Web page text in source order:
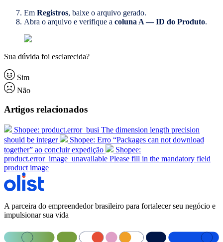
Em Registros, baixe o arquivo gerado.
Abra o arquivo e verifique a coluna A — ID do Produto.
Sua dúvida foi esclarecida?
Sim
Não
Artigos relacionados
Shopee: product.error_busi The dimension length precision
should be integer
Shopee: Erro “Packages can not download
together” ao concluir expedição
Shopee:
product.error_image_unavailable Please fill in the mandatory field
product image
A parceira do empreendedor brasileiro para fortalecer seu negócio e
impulsionar sua vida